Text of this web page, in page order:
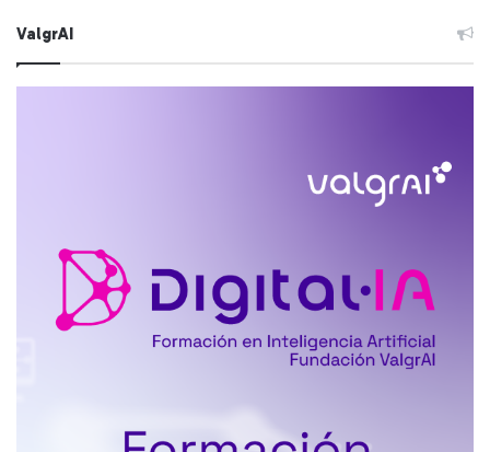
ValgrAI